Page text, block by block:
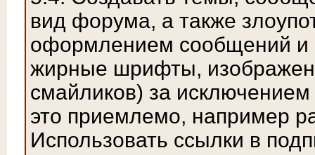
вид форума, а также
оформлением сообщений и
жирные шрифты,
смайликов) за
это приемлемо, например
Использовать ссылки в